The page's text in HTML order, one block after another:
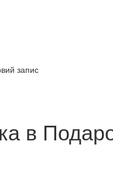
запис
в